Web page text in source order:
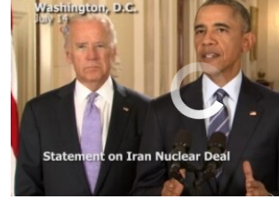
No media source currently